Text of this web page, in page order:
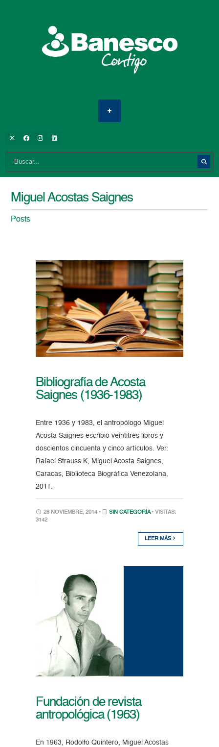
Miguel Acostas Saignes
Posts
Bibliografía de Acosta
Saignes (1936-1983)
Entre 1936 y 1983, el antropólogo Miguel
Acosta Saignes escribió veintitrés libros y
doscientos cincuenta y cinco artículos. Ver:
Rafael Strauss K, Miguel Acosta Saignes,
Caracas, Biblioteca Biográfica Venezolana,
2011.
28 NOVIEMBRE, 2014 • SIN CATEGORÍA • VISITAS:
3142
LEER MÁS
Fundación de revista
antropológica (1963)
En 1963, Rodolfo Quintero, Miguel Acostas